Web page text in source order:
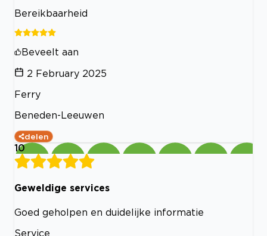
Bereikbaarheid
Beveelt aan
2 February 2025
Ferry
Beneden-Leeuwen
delen
10
Geweldige services
Goed geholpen en duidelijke informatie
Service